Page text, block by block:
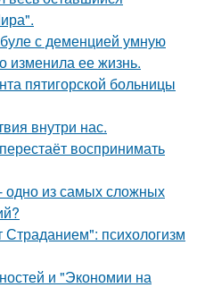
с деменцией умную
изменила ее жизнь.
пятигорской больницы
внутри нас.
воспринимать
одно из самых сложных
психологизм
и "Экономии на